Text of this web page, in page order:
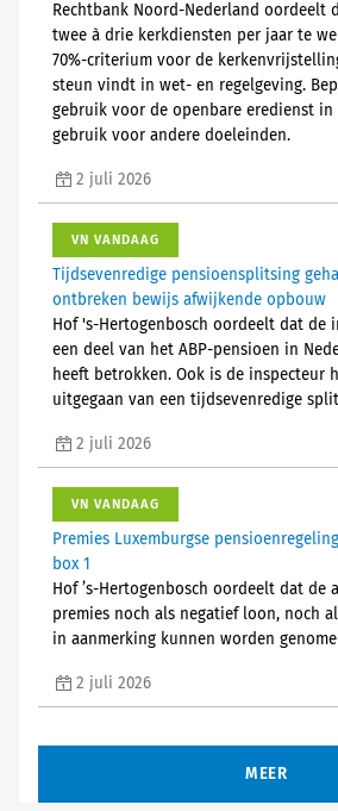
Rechtbank Noord-Nederland oordeelt
twee à drie kerkdiensten per jaar te
70%-criterium voor de
steun vindt in wet- en regelgeving.
gebruik voor de openbare eredienst
gebruik voor andere doeleinden.
2 juli 2026
VN VANDAAG
Tijdsevenredige pensioensplitsing
ontbreken bewijs afwijkende opbouw
Hof 's-Hertogenbosch oordeelt dat de
een deel van het ABP-pensioen in
heeft betrokken. Ook is de inspecteur
uitgegaan van een tijdsevenredige
2 juli 2026
VN VANDAAG
Premies Luxemburgse
box 1
Hof ’s-Hertogenbosch oordeelt dat de
premies noch als negatief loon, noch
in aanmerking kunnen worden
2 juli 2026
MEER